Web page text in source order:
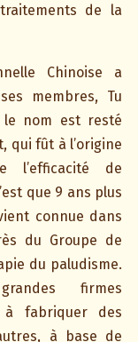
de la
Chinoise a
membres, Tu
le nom est resté
qui fût à l’origine
l’efficacité de
que 9 ans plus
connue dans
du Groupe de
du paludisme.
firmes
à fabriquer des
à base de